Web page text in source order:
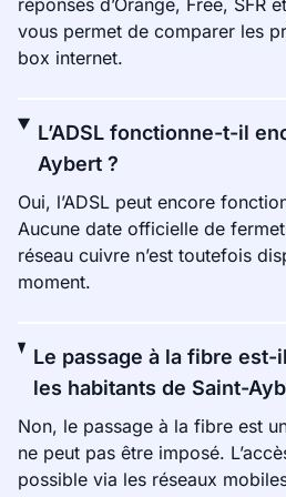
réponses d’Orange, Free, SFR
vous permet de comparer les
box internet.
L’ADSL fonctionne-t-il
Aybert ?
Oui, l’ADSL peut encore
Aucune date officielle de
réseau cuivre n’est toutefois
moment.
Le passage à la fibre
les habitants de Saint-
Non, le passage à la fibre est
ne peut pas être imposé.
possible via les réseaux